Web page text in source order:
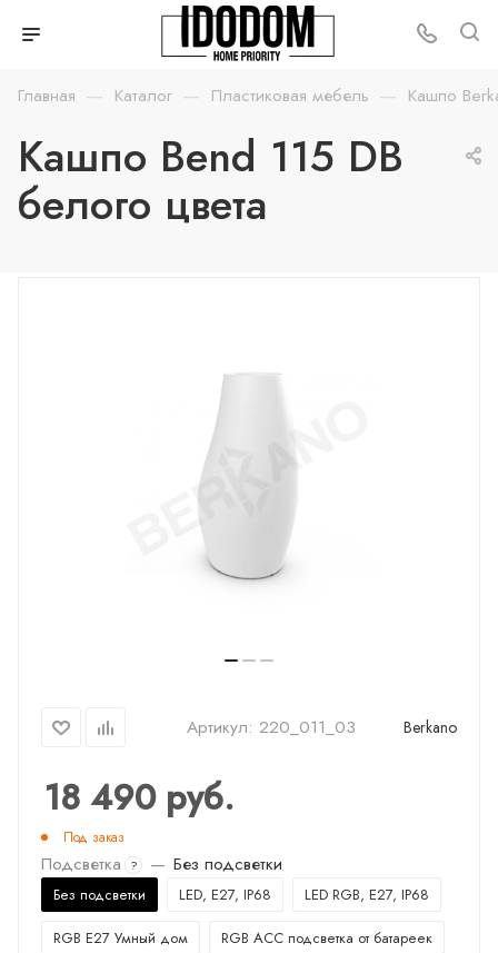
Главная — Каталог — Пластиковая мебель — Кашпо
Кашпо Bend 115 DB
белого цвета
Артикул: 220_011_03 Berkano
18 490руб.
Под заказ
Подсветка ? — Без подсветки
Без подсветки LED, E27, IP68 LED RGB, E27, IP68
RGB E27 Умный дом RGB ACC подсветка от батареек